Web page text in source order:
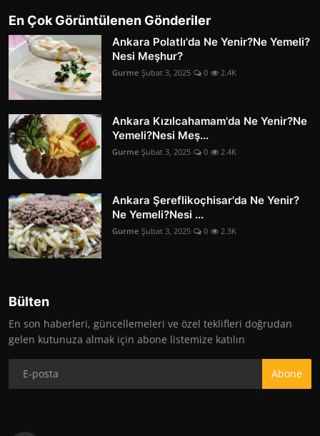
En Çok Görüntülenen Gönderiler
Ankara Polatlı'da Ne Yenir?Ne Yemeli?
Nesi Meşhur?
Gurme Şubat 3, 2025 0 2.4K
Ankara Kızılcahamam'da Ne Yenir?Ne
Yemeli?Nesi Meş...
Gurme Şubat 3, 2025 0 2.4K
Ankara Şereflikoçhisar'da Ne Yenir?
Ne Yemeli?Nesi ...
Gurme Şubat 3, 2025 0 2.3K
Bülten
En son haberleri, güncellemeleri ve özel teklifleri doğrudan
gelen kutunuza almak için abone listemize katılın
Abone